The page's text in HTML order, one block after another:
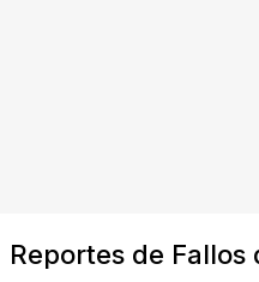
Reportes de Fallos